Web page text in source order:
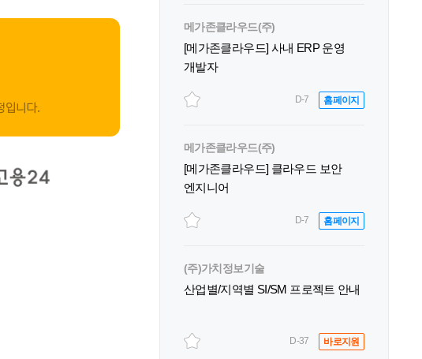
메가존클라우드(주)
[메가존클라우드] 사내 ERP 운영
개발자
D-7 홈페이지
메가존클라우드(주)
[메가존클라우드] 클라우드 보안
엔지니어
D-7 홈페이지
(주)가치정보기술
산업별/지역별 SI/SM 프로젝트 안내
D-37 바로지원